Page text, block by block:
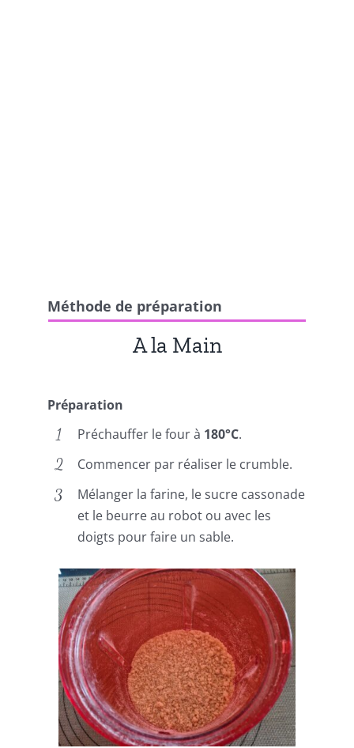
Méthode de préparation
A la Main
Préparation
Préchauffer le four à 180°C.
Commencer par réaliser le crumble.
Mélanger la farine, le sucre cassonade
et le beurre au robot ou avec les
doigts pour faire un sable.